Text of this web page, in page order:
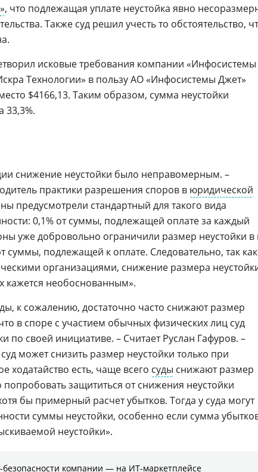
, что подлежащая уплате неустойка явно
Также суд решил учесть то обстоятельство,
исковые требования компании «Инфосистемы
Технологии» в пользу АО «Инфосистемы Джет»
$4166,13. Таким образом, сумма неустойки
33,3%.
снижение неустойки было неправомерным. –
практики разрешения споров в юридической
предусмотрели стандартный для такого вида
0,1% от суммы, подлежащей оплате за каждый
уже добровольно ограничили размер неустойки в
суммы, подлежащей к оплате. Следовательно, так как
организациями, снижение размера
кажется необоснованным».
к сожалению, достаточно часто снижают размер
в споре с участием обычных физических лиц суд
по своей инициативе. – Считает Руслан Гафуров. –
может снизить размер неустойки только при
ходатайство есть, чаще всего суды снижают размер
защититься от снижения неустойки
бы примерный расчет убытков. Тогда у суда могут
суммы неустойки, особенно если сумма
неустойки».
компании ― на ИТ-маркетплейсе